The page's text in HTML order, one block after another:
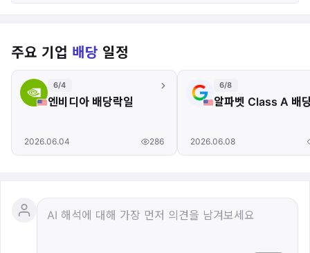
주요 기업 배당 일정
6/4
엔비디아 배당락일
2026.06.04 286
6/8
알파벳 Class A 배
2026.06.08